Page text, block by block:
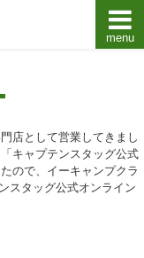
プ用品通販店【eキャンプ
menu
店として営業してきまし
キャプテンスタッグ公式
ので、イーキャンプクラ
スタッグ公式オンライン